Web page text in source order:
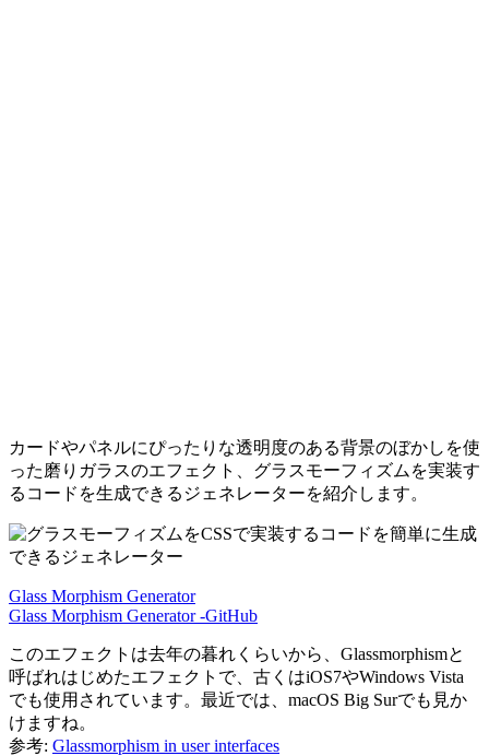
カードやパネルにぴったりな透明度のある背景のぼかしを使
った磨りガラスのエフェクト、グラスモーフィズムを実装す
るコードを生成できるジェネレーターを紹介します。
Glass Morphism Generator
Glass Morphism Generator -GitHub
このエフェクトは去年の暮れくらいから、Glassmorphismと
呼ばれはじめたエフェクトで、古くはiOS7やWindows Vista
でも使用されています。最近では、macOS Big Surでも見か
けますね。
参考: Glassmorphism in user interfaces